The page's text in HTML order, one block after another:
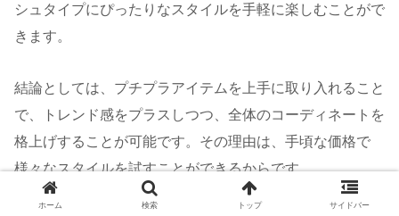
シュタイプにぴったりなスタイルを手軽に楽しむことがで
きます。
結論としては、プチプラアイテムを上手に取り入れること
で、トレンド感をプラスしつつ、全体のコーディネートを
格上げすることが可能です。その理由は、手頃な価格で
様々なスタイルを試すことができるからです。
ホーム 検索 トップ サイドバー